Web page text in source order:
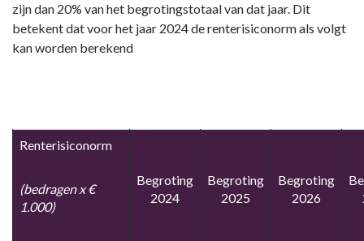
zijn dan 20% van het begrotingstotaal van dat jaar. Dit
betekent dat voor het jaar 2024 de renterisiconorm als volgt
kan worden berekend
Renterisiconorm
(bedragen x €
1.000)
Begroting
2024
Begroting
2025
Begroting
2026